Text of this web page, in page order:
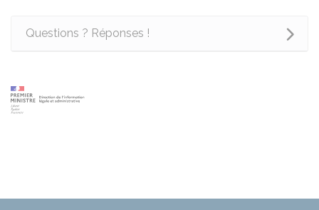
Questions ? Réponses !